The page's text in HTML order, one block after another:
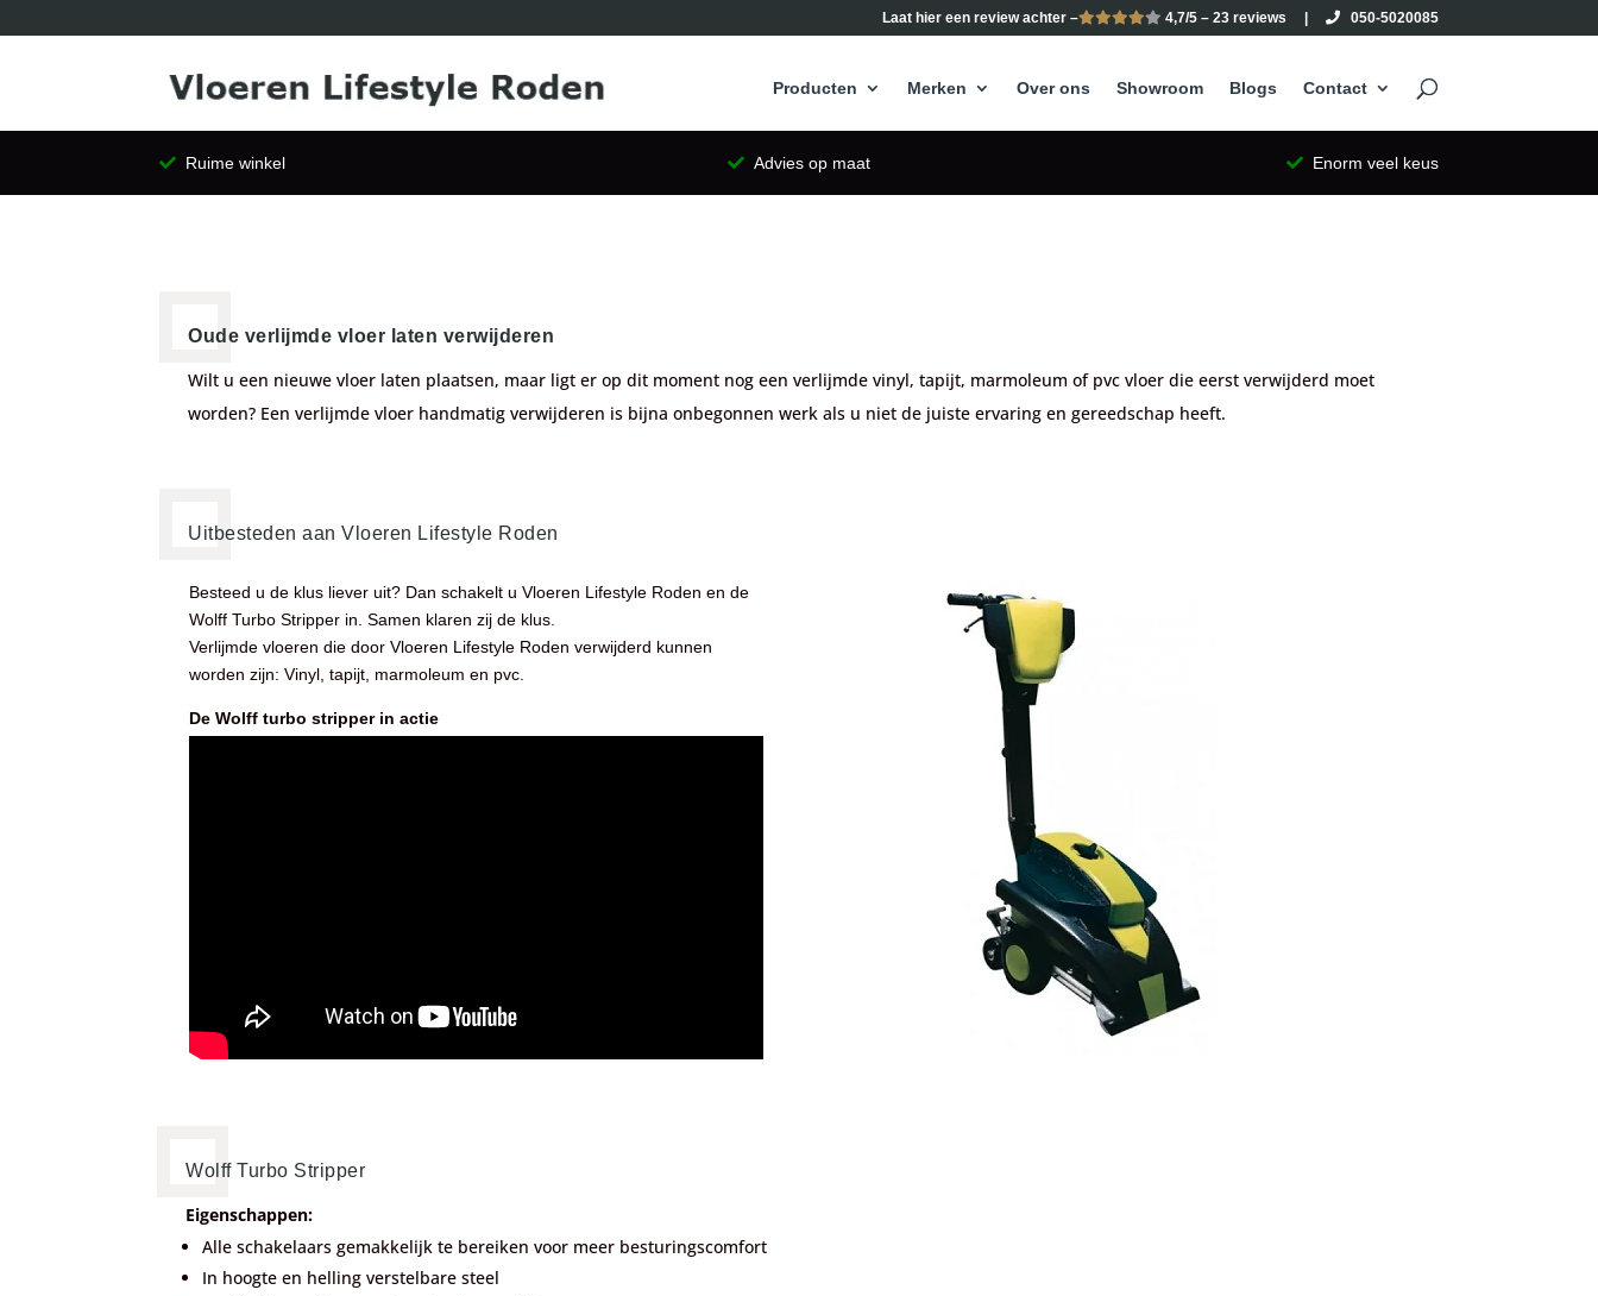
Laat hier een review achter – 4,7/5 – 23 reviews 050-5020085
Producten Merken Over ons Showroom Blogs Contact
Ruime winkel Advies op maat Enorm veel keus
Oude verlijmde vloer laten verwijderen
Wilt u een nieuwe vloer laten plaatsen, maar ligt er op dit moment nog een verlijmde vinyl, tapijt, marmoleum of pvc vloer die eerst verwijderd moet
worden? Een verlijmde vloer handmatig verwijderen is bijna onbegonnen werk als u niet de juiste ervaring en gereedschap heeft.
Uitbesteden aan Vloeren Lifestyle Roden
Besteed u de klus liever uit? Dan schakelt u Vloeren Lifestyle Roden en de
Wolff Turbo Stripper in. Samen klaren zij de klus.
Verlijmde vloeren die door Vloeren Lifestyle Roden verwijderd kunnen
worden zijn: Vinyl, tapijt, marmoleum en pvc.
De Wolff turbo stripper in actie
Wolff Turbo Stripper
Eigenschappen:
Alle schakelaars gemakkelijk te bereiken voor meer besturingscomfort
In hoogte en helling verstelbare steel